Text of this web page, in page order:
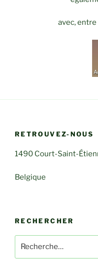
avec,
RETROUVEZ-NOUS
1490 Court-Saint-
Belgique
RECHERCHER
pour